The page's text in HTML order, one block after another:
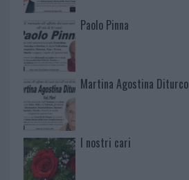
Paolo Pinna
Martina Agostina Diturco
I nostri cari